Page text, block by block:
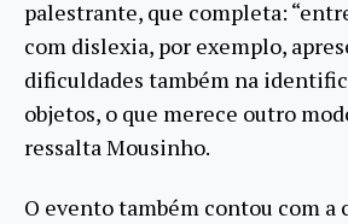
palestrante, que completa:
com dislexia, por exemplo,
dificuldades também na
objetos, o que merece outro
ressalta Mousinho.
O evento também contou com a